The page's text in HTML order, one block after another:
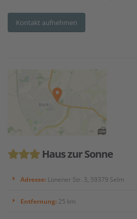
Kontakt aufnehmen
Haus zur Sonne
Adresse: Lünener Str. 3, 59379 Selm
Entfernung: 25 km